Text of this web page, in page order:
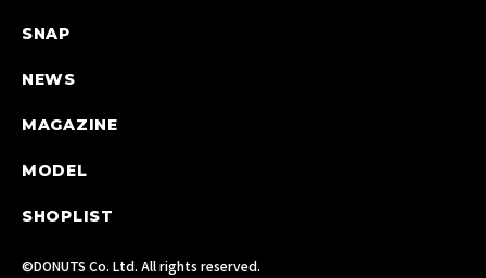
SNAP
NEWS
MAGAZINE
MODEL
SHOPLIST
©DONUTS Co. Ltd. All rights reserved.